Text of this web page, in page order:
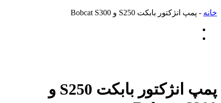
خانه - پمپ انژکتور بابکت S250 و Bobcat S300
پمپ انژکتور بابکت S250 و